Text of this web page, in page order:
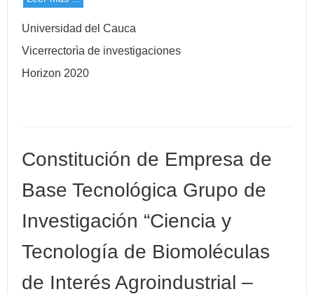
Universidad del Cauca
Vicerrectorìa de investigaciones
Horizon 2020
Constitución de Empresa de
Base Tecnológica Grupo de
Investigación “Ciencia y
Tecnología de Biomoléculas
de Interés Agroindustrial –